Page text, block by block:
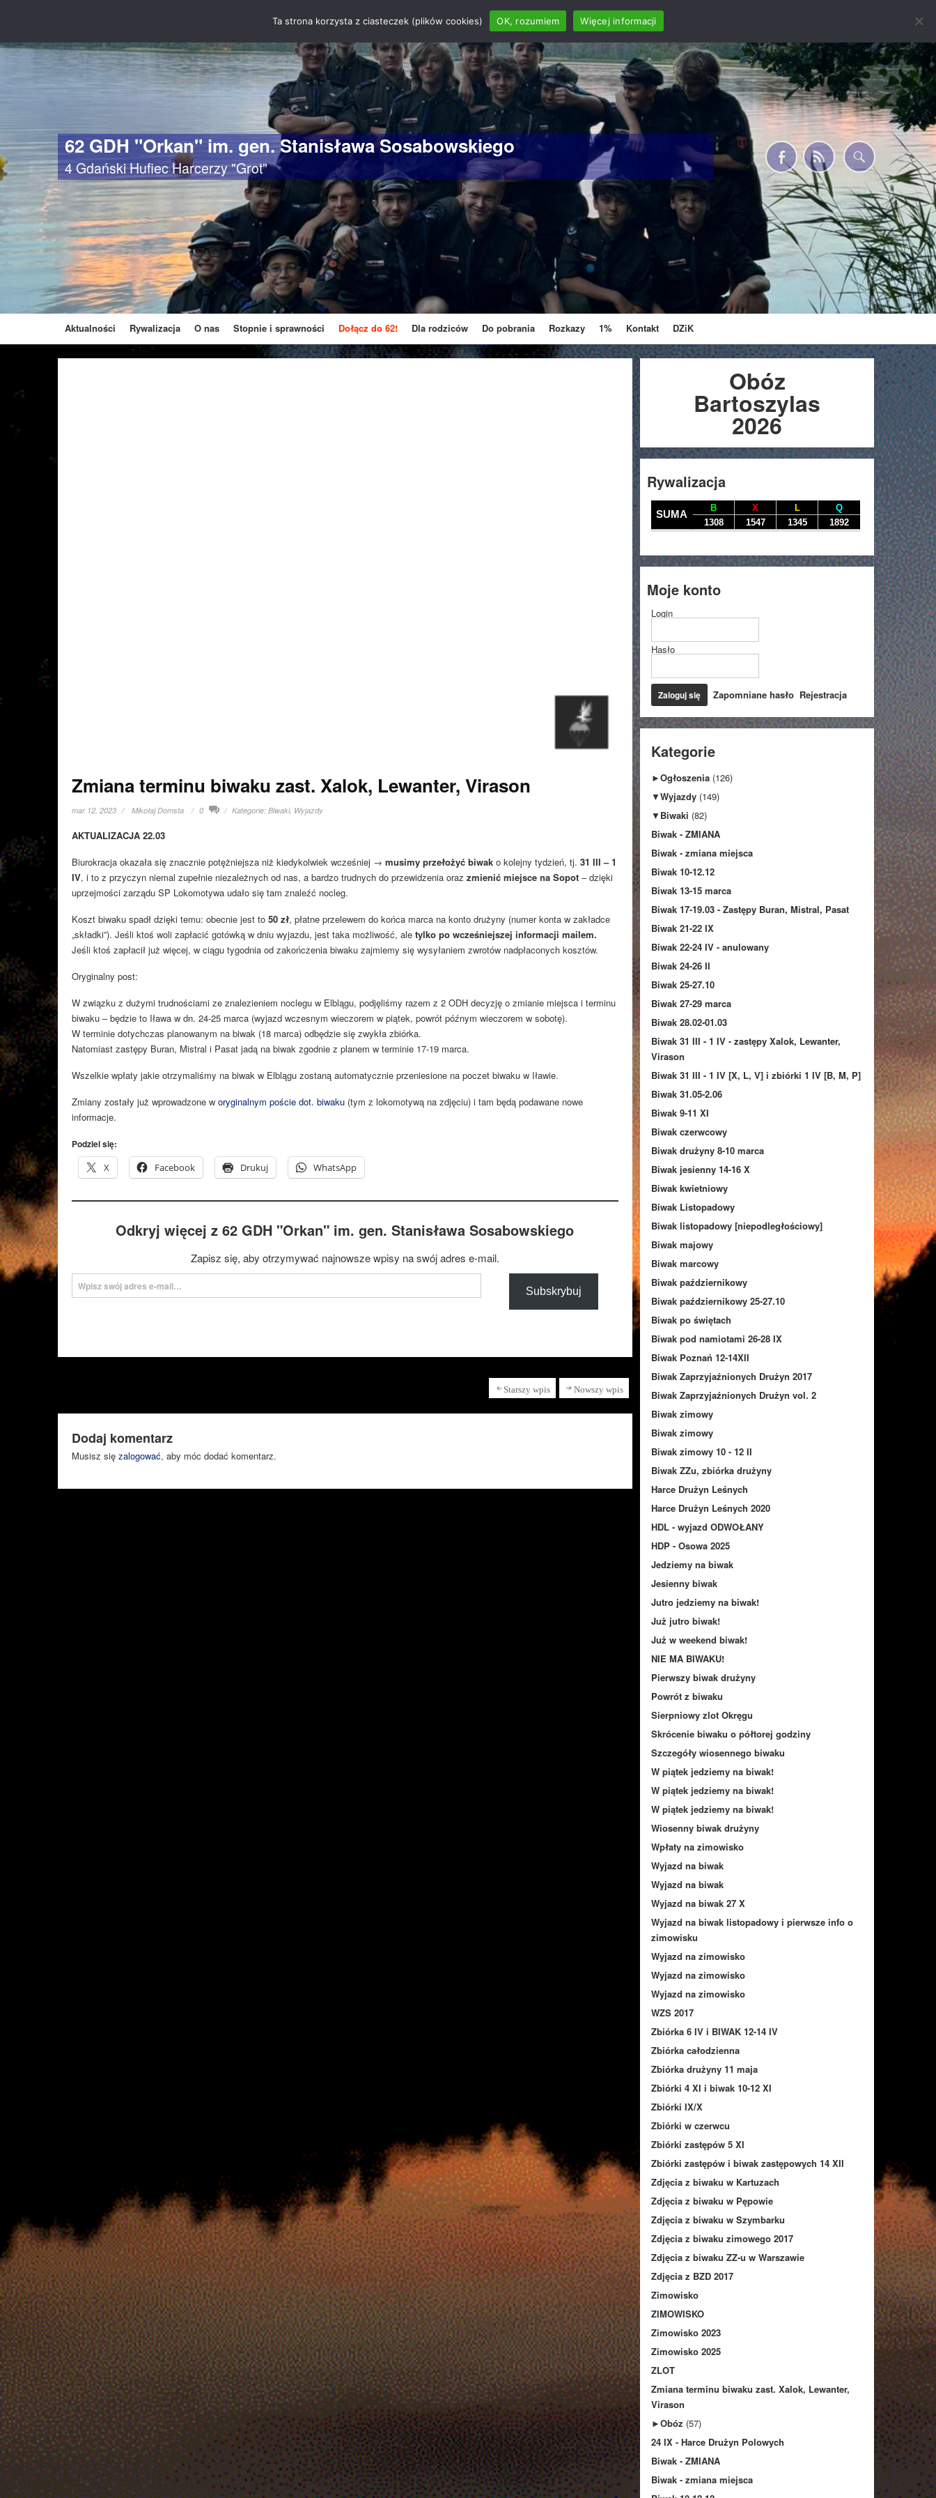
62 GDH "Orkan" im. gen. Stanisława Sosabowskiego
4 Gdański Hufiec Harcerzy "Grot"
Aktualności Rywalizacja O nas Stopnie i sprawności Dołącz do 62! Dla rodziców Do pobrania Rozkazy 1% Kontakt DZiK
Zmiana terminu biwaku zast. Xalok, Lewanter, Virason
mar 12, 2023 Mikołaj Domsta 0 Kategorie: Biwaki, Wyjazdy
AKTUALIZACJA 22.03
Biurokracja okazała się znacznie potężniejsza niż kiedykolwiek wcześniej → musimy przełożyć biwak o kolejny tydzień, tj. 31 III – 1
IV, i to z przyczyn niemal zupełnie niezależnych od nas, a bardzo trudnych do przewidzenia oraz zmienić miejsce na Sopot – dzięki
uprzejmości zarządu SP Lokomotywa udało się tam znaleźć nocleg.
Koszt biwaku spadł dzięki temu: obecnie jest to 50 zł, płatne przelewem do końca marca na konto drużyny (numer konta w zakładce
„składki”). Jeśli ktoś woli zapłacić gotówką w dniu wyjazdu, jest taka możliwość, ale tylko po wcześniejszej informacji mailem.
Jeśli ktoś zapłacił już więcej, w ciągu tygodnia od zakończenia biwaku zajmiemy się wysyłaniem zwrotów nadpłaconych kosztów.
Oryginalny post:
W związku z dużymi trudnościami ze znalezieniem noclegu w Elblągu, podjęliśmy razem z 2 ODH decyzję o zmianie miejsca i terminu
biwaku – będzie to Iława w dn. 24-25 marca (wyjazd wczesnym wieczorem w piątek, powrót późnym wieczorem w sobotę).
W terminie dotychczas planowanym na biwak (18 marca) odbędzie się zwykła zbiórka.
Natomiast zastępy Buran, Mistral i Pasat jadą na biwak zgodnie z planem w terminie 17-19 marca.
Wszelkie wpłaty jakie otrzymaliśmy na biwak w Elblągu zostaną automatycznie przeniesione na poczet biwaku w Iławie.
Zmiany zostały już wprowadzone w oryginalnym poście dot. biwaku (tym z lokomotywą na zdjęciu) i tam będą podawane nowe
informacje.
Podziel się:
X
Facebook Drukuj WhatsApp
Odkryj więcej z 62 GDH "Orkan" im. gen. Stanisława Sosabowskiego
Zapisz się, aby otrzymywać najnowsze wpisy na swój adres e-mail.
Wpisz swój adres e-mail…
Subskrybuj
Starszy wpis Nowszy wpis
Dodaj komentarz
Musisz się zalogować, aby móc dodać komentarz.
Obóz
Bartoszylas
2026
Rywalizacja
Moje konto
Login
Hasło
Zapomniane hasło Rejestracja
Kategorie
►Ogłoszenia (126)
▼Wyjazdy (149)
▼ Biwaki (82)
Biwak - ZMIANA
Biwak - zmiana miejsca
Biwak 10-12.12
Biwak 13-15 marca
Biwak 17-19.03 - Zastępy Buran, Mistral, Pasat
Biwak 21-22 IX
Biwak 22-24 IV - anulowany
Biwak 24-26 II
Biwak 25-27.10
Biwak 27-29 marca
Biwak 28.02-01.03
Biwak 31 III - 1 IV - zastępy Xalok, Lewanter,
Virason
Biwak 31 III - 1 IV [X, L, V] i zbiórki 1 IV [B, M, P]
Biwak 31.05-2.06
Biwak 9-11 XI
Biwak czerwcowy
Biwak drużyny 8-10 marca
Biwak jesienny 14-16 X
Biwak kwietniowy
Biwak Listopadowy
Biwak listopadowy [niepodległościowy]
Biwak majowy
Biwak marcowy
Biwak październikowy
Biwak październikowy 25-27.10
Biwak po świętach
Biwak pod namiotami 26-28 IX
Biwak Poznań 12-14XII
Biwak Zaprzyjaźnionych Drużyn 2017
Biwak Zaprzyjaźnionych Drużyn vol. 2
Biwak zimowy
Biwak zimowy
Biwak zimowy 10 - 12 II
Biwak ZZu, zbiórka drużyny
Harce Drużyn Leśnych
Harce Drużyn Leśnych 2020
HDL - wyjazd ODWOŁANY
HDP - Osowa 2025
Jedziemy na biwak
Jesienny biwak
Jutro jedziemy na biwak!
Już jutro biwak!
Już w weekend biwak!
NIE MA BIWAKU!
Pierwszy biwak drużyny
Powrót z biwaku
Sierpniowy zlot Okręgu
Skrócenie biwaku o półtorej godziny
Szczegóły wiosennego biwaku
W piątek jedziemy na biwak!
W piątek jedziemy na biwak!
W piątek jedziemy na biwak!
Wiosenny biwak drużyny
Wpłaty na zimowisko
Wyjazd na biwak
Wyjazd na biwak
Wyjazd na biwak 27 X
Wyjazd na biwak listopadowy i pierwsze info o
zimowisku
Wyjazd na zimowisko
Wyjazd na zimowisko
Wyjazd na zimowisko
WZS 2017
Zbiórka 6 IV i BIWAK 12-14 IV
Zbiórka całodzienna
Zbiórka drużyny 11 maja
Zbiórki 4 XI i biwak 10-12 XI
Zbiórki IX/X
Zbiórki w czerwcu
Zbiórki zastępów 5 XI
Zbiórki zastępów i biwak zastępowych 14 XII
Zdjęcia z biwaku w Kartuzach
Zdjęcia z biwaku w Pępowie
Zdjęcia z biwaku w Szymbarku
Zdjęcia z biwaku zimowego 2017
Zdjęcia z biwaku ZZ-u w Warszawie
Zdjęcia z BZD 2017
Zimowisko
ZIMOWISKO
Zimowisko 2023
Zimowisko 2025
ZLOT
Zmiana terminu biwaku zast. Xalok, Lewanter,
Virason
►Obóz (57)
24 IX - Harce Drużyn Polowych
Biwak - ZMIANA
Biwak - zmiana miejsca
Ta strona korzysta z ciasteczek (plików cookies) OK, rozumiem Więcej informacji